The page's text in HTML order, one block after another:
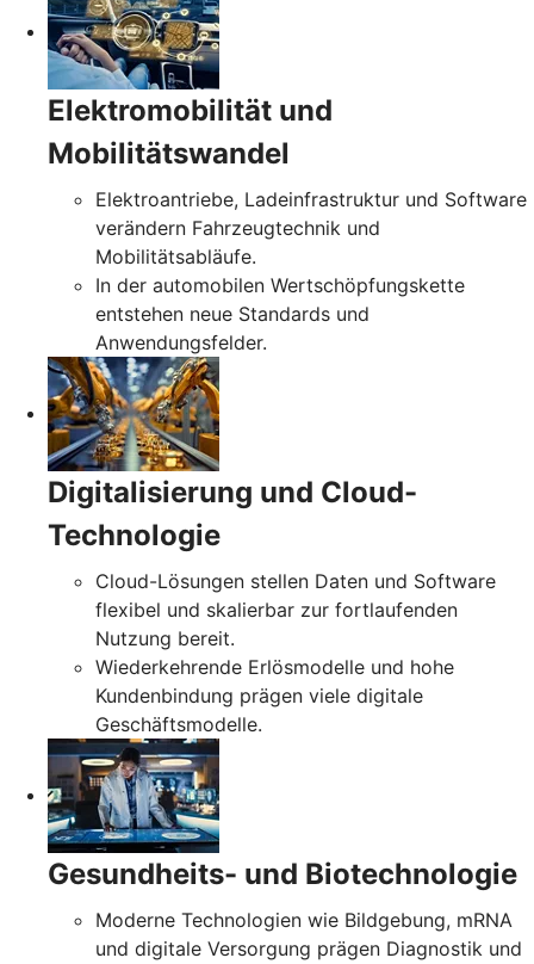
Elektromobilität und
Mobilitätswandel
Elektroantriebe, Ladeinfrastruktur und Software
verändern Fahrzeugtechnik und
Mobilitätsabläufe.
In der automobilen Wertschöpfungskette
entstehen neue Standards und
Anwendungsfelder.
Digitalisierung und Cloud-
Technologie
Cloud-Lösungen stellen Daten und Software
flexibel und skalierbar zur fortlaufenden
Nutzung bereit.
Wiederkehrende Erlösmodelle und hohe
Kundenbindung prägen viele digitale
Geschäftsmodelle.
Gesundheits- und Biotechnologie
Moderne Technologien wie Bildgebung, mRNA
und digitale Versorgung prägen Diagnostik und